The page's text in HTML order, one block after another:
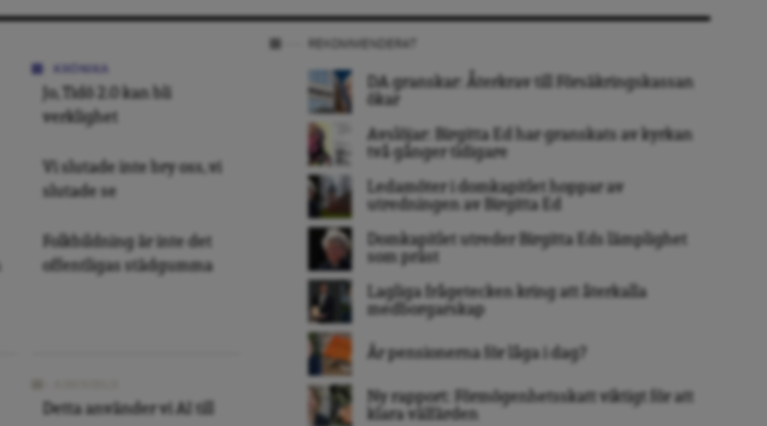
Jo, Tidö 2.0 kan bli
verklighet
Vi slutade inte bry oss, vi
slutade se
Folkbildning är inte det
offentligas städgumma
Detta använder vi AI till
DA granskar: Återkrav till Försäkringskassan
ökar
Avslöjar: Birgitta Ed har granskats av kyrkan
två gånger tidigare
Ledamöter i domkapitlet hoppar av
utredningen av Birgitta Ed
Domkapitlet utreder Birgitta Eds lämplighet
som präst
Lagliga frågetecken kring att återkalla
medborgarskap
Är pensionerna för låga i dag?
Ny rapport: Förmögenhetsskatt viktigt för att
klara välfärden